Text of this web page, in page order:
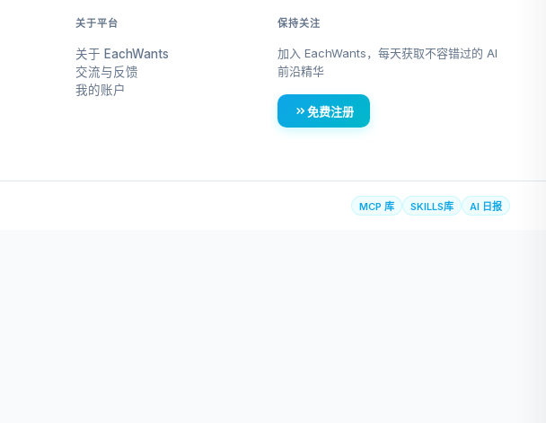
关于平台
关于 EachWants
交流与反馈
我的账户
保持关注
加入 EachWants，每天获取不容错过的 AI
前沿精华
免费注册
MCP 库 SKILLS库 AI 日报